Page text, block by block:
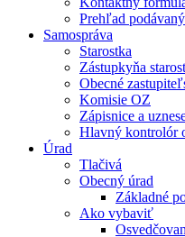
Prehľad
Samospráva
Starostka
Zástupkyňa
Obecné
Komisie OZ
Zápisnice a
Hlavný kontrolór
Úrad
Tlačivá
Obecný úrad
Základné
Ako vybaviť